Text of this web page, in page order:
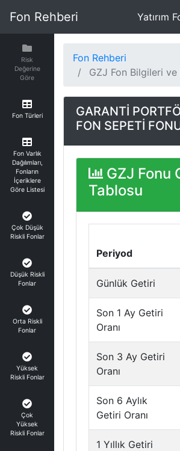
Fon Rehberi Yatırım
Risk
Değerine
Göre
Fon Türleri
Fon Varlık
Dağılımları,
Fonların
İçeriklere
Göre Listesi
Çok Düşük
Riskli Fonlar
Düşük Riskli
Fonlar
Orta Riskli
Fonlar
Yüksek
Riskli Fonlar
Çok
Yüksek
Riskli Fonlar
Fon Rehberi
GZJ Fon Bilgileri ve
GARANTİ
FON SEPETİ
GZJ Fonu
Tablosu
Periyod
Günlük Getiri
Son 1 Ay Getiri
Oranı
Son 3 Ay Getiri
Oranı
Son 6 Aylık
Getiri Oranı
1 Yıllık Getiri